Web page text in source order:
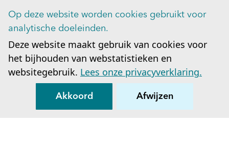
Op deze website worden cookies gebruikt voor
analytische doeleinden.
Deze website maakt gebruik van cookies voor
het bijhouden van webstatistieken en
websitegebruik. Lees onze privacyverklaring.
Akkoord Afwijzen